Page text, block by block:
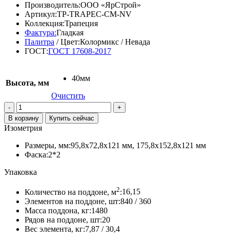
Производитель:ООО «ЯрСтрой»
Артикул:TP-TRAPEC-CM-NV
Коллекция:Трапеция
Фактура:Гладкая
Палитра / Цвет:Колормикс / Невада
ГОСТ:ГОСТ 17608-2017
Высота, мм
40мм
Очистить
Количество
товара
Тротуарная
плитка
«Трапеция»,
Колормикс,
В корзину Купить сейчас
Изометрия
Размеры, мм:95,8х72,8х121 мм, 175,8х152,8х121 мм
Фаска:2*2
Упаковка
Количество на поддоне, м2:16,15
Элементов на поддоне, шт:840 / 360
Масса поддона, кг:1480
Рядов на поддоне, шт:20
Вес элемента, кг:7,87 / 30,4